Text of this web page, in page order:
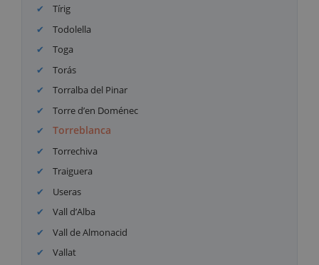
Tírig
Todolella
Toga
Torás
Torralba del Pinar
Torre d’en Doménec
Torreblanca
Torrechiva
Traiguera
Useras
Vall d’Alba
Vall de Almonacid
Vallat